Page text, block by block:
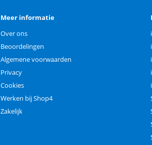
Meer informatie
Over ons
Beoordelingen
Algemene voorwaarden
Privacy
Cookies
Werken bij Shop4
Zakelijk